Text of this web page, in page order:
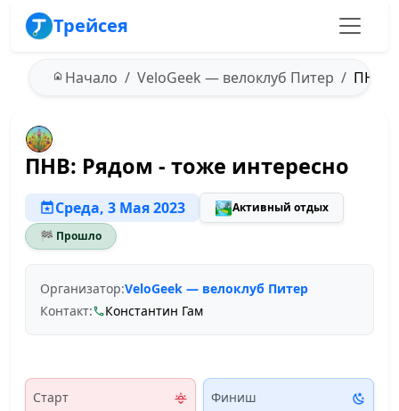
Трейсея
Начало VeloGeek — велоклуб Питер ПНВ:
ПНВ: Рядом - тоже интересно
Среда, 3 Мая 2023 🏞️Активный отдых
🏁 Прошло
Организатор:VeloGeek — велоклуб Питер
Контакт:
Константин Гам
Старт Финиш